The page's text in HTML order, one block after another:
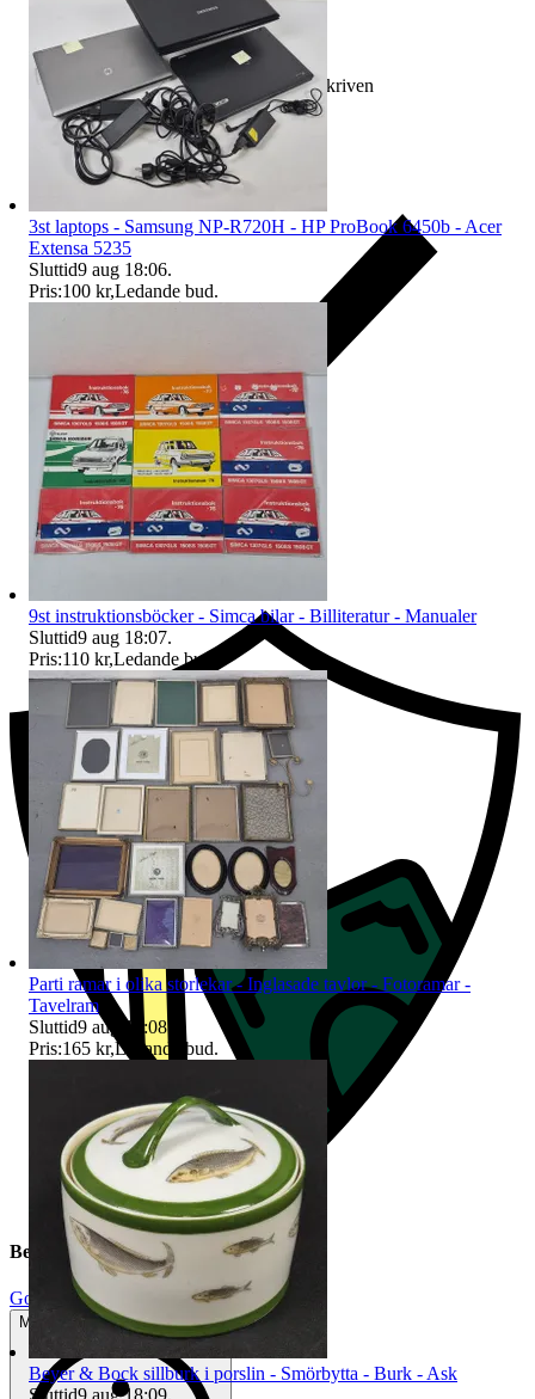
Ersättning om varan inte är som beskriven
Beskrivning
Gott använt skick
Mindre tecken på användning
3st laptops - Samsung NP-R720H - HP ProBook 6450b - Acer
Extensa 5235
Sluttid9 aug 18:06.
Pris:100 kr,Ledande bud.
9st instruktionsböcker - Simca bilar - Billiteratur - Manualer
Sluttid9 aug 18:07.
Pris:110 kr,Ledande bud
Parti ramar i olika storlekar - Inglasade tavlor - Fotoramar -
Tavelram
Sluttid9 aug 18:08.
Pris:165 kr,Ledande bud.
Beyer & Bock sillburk i porslin - Smörbytta - Burk - Ask
Sluttid9 aug 18:09.